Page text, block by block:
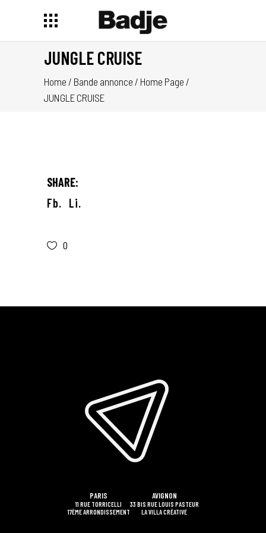
JUNGLE CRUISE
Home / Bande annonce / Home Page /
JUNGLE CRUISE
SHARE:
Fb. Li.
0
PARIS
11 RUE TORRICELLI
17ÈME ARRONDISSEMENT
AVIGNON
33 BIS RUE LOUIS PASTEUR
LA VILLA CRÉATIVE